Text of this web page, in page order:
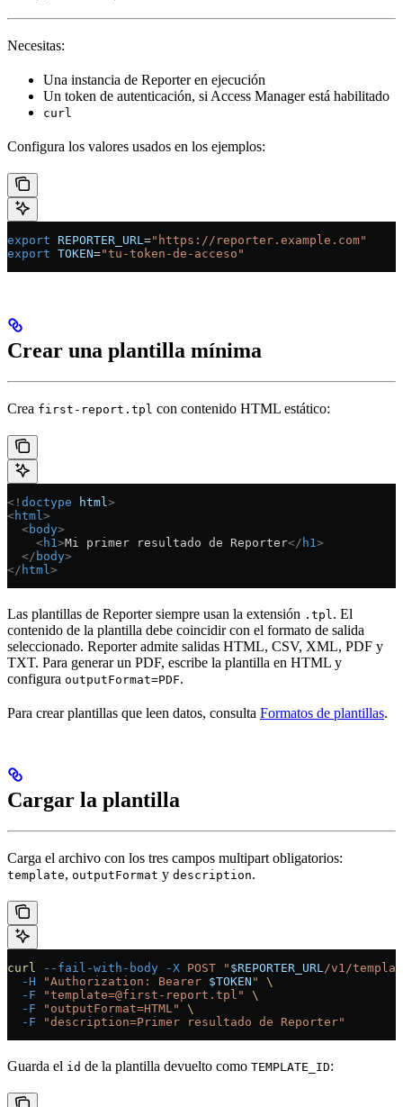
Necesitas:
Una instancia de Reporter en ejecución
Un token de autenticación, si Access Manager está habilitado
curl
Configura los valores usados en los ejemplos:
export REPORTER_URL ="https://reporter.example.com"
export TOKEN="tu-token-de-acceso"
Crear una plantilla mínima
Crea first-report.tpl con contenido HTML estático:
<! doctype html >
<html >
  <
body>
    <
h1 >Mi primer resultado de Reporter</ h1 >
  </
body>
</ html >
Las plantillas de Reporter siempre usan la extensión .tpl . El
contenido de la plantilla debe coincidir con el formato de salida
seleccionado. Reporter admite salidas HTML, CSV, XML, PDF y
TXT. Para generar un PDF, escribe la plantilla en HTML y
configura outputFormat=PDF.
Para crear plantillas que leen datos, consulta Formatos de plantillas.
Cargar la plantilla
Carga el archivo con los tres campos multipart obligatorios:
template, outputFormat y description.
curl --fail-with-body -X POST " $REPORTER_URL /v1/
  -H
"Authorization: Bearer $TOKEN "
\
  -F
"template=@first-report.tpl"
\
  -F
"outputFormat=HTML"
\
  -F
"description=Primer resultado de Reporter"
Guarda el id de la plantilla devuelto como TEMPLATE_ID: